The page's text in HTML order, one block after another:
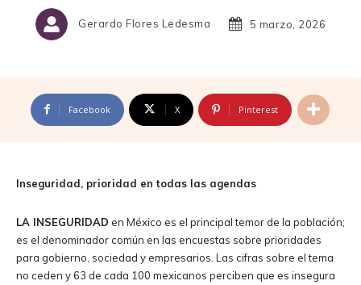
Gerardo Flores Ledesma 5 marzo, 2026
Facebook X Pinterest
Inseguridad, prioridad en todas las agendas
LA INSEGURIDAD en México es el principal temor de la población;
es el denominador común en las encuestas sobre prioridades
para gobierno, sociedad y empresarios. Las cifras sobre el tema
no ceden y 63 de cada 100 mexicanos perciben que es insegura